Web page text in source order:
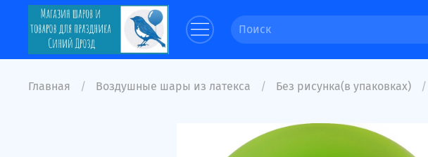
Главная Воздушные шары из латекса Без рисунка(в упаковках)